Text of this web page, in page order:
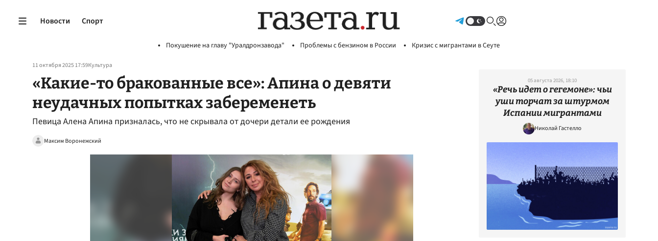
Новости Спорт
Покушение на главу "Уралдронзавода" Проблемы с бензином в России Кризис с мигрантами в Сеуте
11 октября 2025 17:59Культура
«Какие-то бракованные все»: Апина о девяти
неудачных попытках забеременеть
Певица Алена Апина призналась, что не скрывала от дочери детали ее рождения
Максим Воронежский
05 августа 2026, 18:10
«Речь идет о гегемоне»: чьи
уши торчат за штурмом
Испании мигрантами
Николай Гастелло